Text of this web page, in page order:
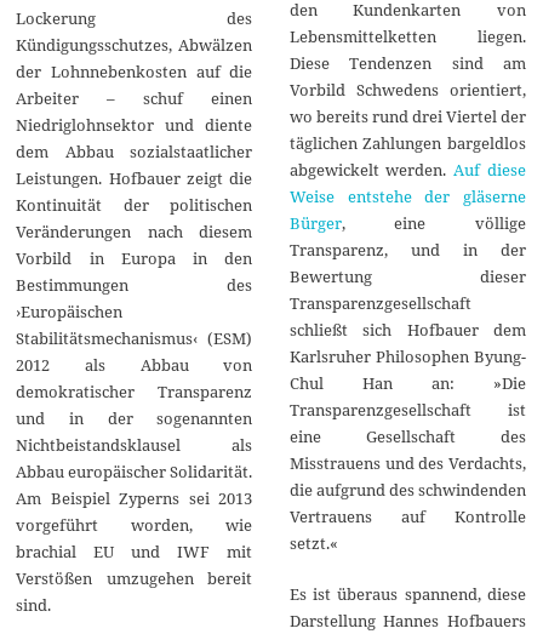
Lockerung des
Kündigungsschutzes, Abwälzen
der Lohnnebenkosten auf die
Arbeiter – schuf einen
Niedriglohnsektor und diente
dem Abbau sozialstaatlicher
Leistungen. Hofbauer zeigt die
Kontinuität der politischen
Veränderungen nach diesem
Vorbild in Europa in den
Bestimmungen des
›Europäischen
Stabilitätsmechanismus‹ (ESM)
2012 als Abbau von
demokratischer Transparenz
und in der sogenannten
Nichtbeistandsklausel als
Abbau europäischer Solidarität.
Am Beispiel Zyperns sei 2013
vorgeführt worden, wie
brachial EU und IWF mit
Verstößen umzugehen bereit
sind.
den Kundenkarten von
Lebensmittelketten liegen.
Diese Tendenzen sind am
Vorbild Schwedens orientiert,
wo bereits rund drei Viertel der
täglichen Zahlungen bargeldlos
abgewickelt werden. Auf diese
Weise entstehe der gläserne
Bürger, eine völlige
Transparenz, und in der
Bewertung dieser
Transparenzgesellschaft
schließt sich Hofbauer dem
Karlsruher Philosophen Byung-
Chul Han an: »Die
Transparenzgesellschaft ist
eine Gesellschaft des
Misstrauens und des Verdachts,
die aufgrund des schwindenden
Vertrauens auf Kontrolle
setzt.«
Es ist überaus spannend, diese
Darstellung Hannes Hofbauers